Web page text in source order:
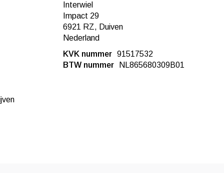
Interwiel
Impact 29
6921 RZ, Duiven
Nederland
KVK nummer 91517532
BTW nummer
NL865680309B01